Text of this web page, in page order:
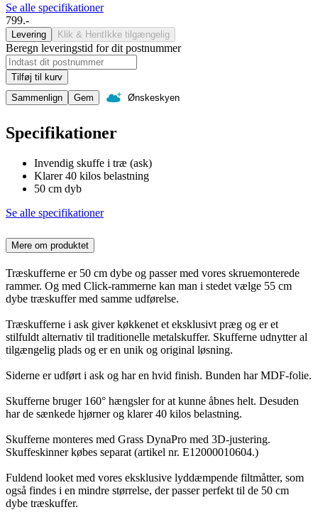
Se alle specifikationer
799.-
Levering Klik & Hent Ikke tilgængelig
Beregn leveringstid for dit postnummer
Tilføj til kurv
Sammenlign
Gem Ønskeskyen
Specifikationer
Invendig skuffe i træ (ask)
Klarer 40 kilos belastning
50 cm dyb
Se alle specifikationer
Mere om produktet
Træskufferne er 50 cm dybe og passer med vores skruemonterede
rammer. Og med Click-rammerne kan man i stedet vælge 55 cm
dybe træskuffer med samme udførelse.
Træskufferne i ask giver køkkenet et eksklusivt præg og er et
stilfuldt alternativ til traditionelle metalskuffer. Skufferne udnytter al
tilgængelig plads og er en unik og original løsning.
Siderne er udført i ask og har en hvid finish. Bunden har MDF-folie.
Skufferne bruger 160° hængsler for at kunne åbnes helt. Desuden
har de sænkede hjørner og klarer 40 kilos belastning.
Skufferne monteres med Grass DynaPro med 3D-justering.
Skuffeskinner købes separat (artikel nr. E12000010604.)
Fuldend looket med vores eksklusive lyddæmpende filtmåtter, som
også findes i en mindre størrelse, der passer perfekt til de 50 cm
dybe træskuffer.